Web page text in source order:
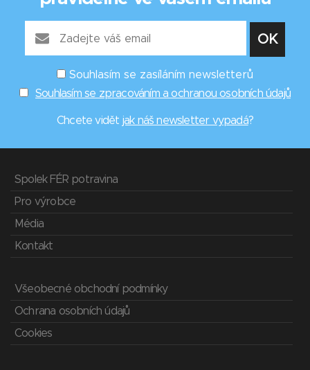
Souhlasím se zasíláním newsletterů
Souhlasím se zpracováním a ochranou osobních údajů
Chcete vidět jak náš newsletter vypadá?
Spolek FÉR potravina
Pro výrobce
Média
Kontakt
Všeobecné obchodní podmínky
Ochrana osobních údajů
Cookies